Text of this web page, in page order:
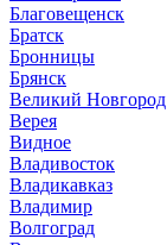
Благовещенск
Братск
Бронницы
Брянск
Великий Новгород
Верея
Видное
Владивосток
Владикавказ
Владимир
Волгоград